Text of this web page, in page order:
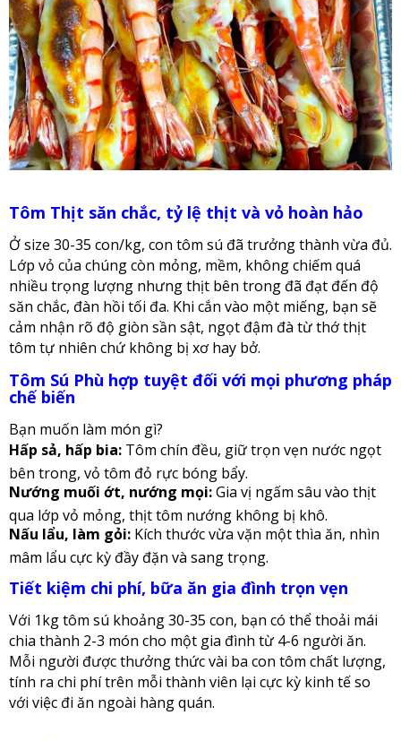
Tôm Thịt săn chắc, tỷ lệ thịt và vỏ hoàn hảo
Ở size 30-35 con/kg, con tôm sú đã trưởng thành vừa đủ.
Lớp vỏ của chúng còn mỏng, mềm, không chiếm quá
nhiều trọng lượng nhưng thịt bên trong đã đạt đến độ
săn chắc, đàn hồi tối đa. Khi cắn vào một miếng, bạn sẽ
cảm nhận rõ độ giòn sần sật, ngọt đậm đà từ thớ thịt
tôm tự nhiên chứ không bị xơ hay bở.
Tôm Sú Phù hợp tuyệt đối với mọi phương pháp
chế biến
Bạn muốn làm món gì?
Hấp sả, hấp bia: Tôm chín đều, giữ trọn vẹn nước ngọt
bên trong, vỏ tôm đỏ rực bóng bẩy.
Nướng muối ớt, nướng mọi:Gia vị ngấm sâu vào thịt
qua lớp vỏ mỏng, thịt tôm nướng không bị khô.
Nấu lẩu, làm gỏi: Kích thước vừa vặn một thìa ăn, nhìn
mâm lẩu cực kỳ đầy đặn và sang trọng.
Tiết kiệm chi phí, bữa ăn gia đình trọn vẹn
Với 1kg tôm sú khoảng 30-35 con, bạn có thể thoải mái
chia thành 2-3 món cho một gia đình từ 4-6 người ăn.
Mỗi người được thưởng thức vài ba con tôm chất lượng,
tính ra chi phí trên mỗi thành viên lại cực kỳ kinh tế so
với việc đi ăn ngoài hàng quán.